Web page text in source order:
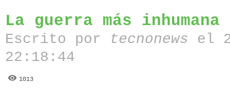
La guerra más inhumana
Escrito por tecnonews el
22:18:44
1013